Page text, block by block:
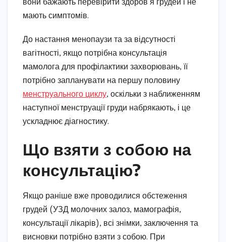
вони бажають перевірити здоров’я грудей і не
мають симптомів.
До настання менопаузи та за відсутності
вагітності, якщо потрібна консультація
мамолога для профілактики захворювань, її
потрібно запланувати на першу половину
менструального циклу, оскільки з наближенням
наступної менструації груди набрякають, і це
ускладнює діагностику.
Що взяти з собою на
консультацію?
Якщо раніше вже проводилися обстеження
грудей (УЗД молочних залоз, мамографія,
консультації лікарів), всі знімки, заключення та
висновки потрібно взяти з собою. При